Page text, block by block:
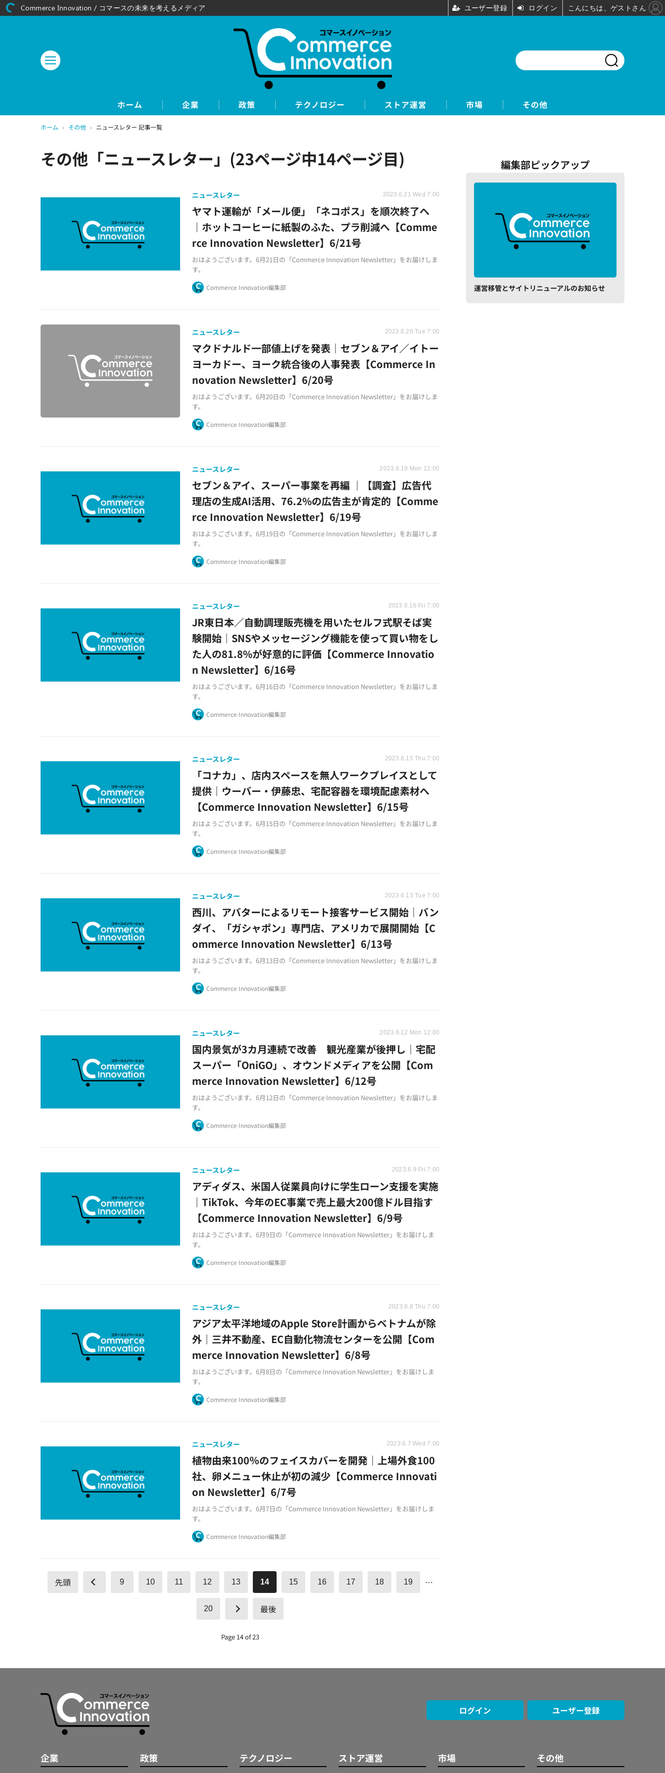
ホーム 企業 政策 テクノロジー ストア運営 市場 その他
ホーム › その他 › ニュースレター 記事一覧
その他「ニュースレター」(23ページ中14ページ目)
ニュースレター 2023.6.21 Wed 7:00
ヤマト運輸が「メール便」「ネコポス」を順次終了へ
｜ホットコーヒーに紙製のふた、プラ削減へ【Comme
rce Innovation Newsletter】6/21号
おはようございます。6月21日の「Commerce Innovation Newsletter」をお届けしま
す。
Commerce Innovation編集部
ニュースレター 2023.6.20 Tue 7:00
マクドナルド一部値上げを発表｜セブン＆アイ／イトー
ヨーカドー、ヨーク統合後の人事発表【Commerce In
novation Newsletter】6/20号
おはようございます。6月20日の「Commerce Innovation Newsletter」をお届けしま
す。
Commerce Innovation編集部
ニュースレター 2023.6.19 Mon 12:00
セブン＆アイ、スーパー事業を再編 ｜【調査】広告代
理店の生成AI活用、76.2%の広告主が肯定的【Comme
rce Innovation Newsletter】6/19号
おはようございます。6月19日の「Commerce Innovation Newsletter」をお届けしま
す。
Commerce Innovation編集部
ニュースレター 2023.6.16 Fri 7:00
JR東日本／自動調理販売機を用いたセルフ式駅そば実
験開始｜SNSやメッセージング機能を使って買い物をし
た人の81.8%が好意的に評価【Commerce Innovatio
n Newsletter】6/16号
おはようございます。6月16日の「Commerce Innovation Newsletter」をお届けしま
す。
Commerce Innovation編集部
ニュースレター 2023.6.15 Thu 7:00
「コナカ」、店内スペースを無人ワークプレイスとして
提供｜ウーバー・伊藤忠、宅配容器を環境配慮素材へ
【Commerce Innovation Newsletter】6/15号
おはようございます。6月15日の「Commerce Innovation Newsletter」をお届けしま
す。
Commerce Innovation編集部
ニュースレター 2023.6.13 Tue 7:00
西川、アバターによるリモート接客サービス開始｜バン
ダイ、「ガシャポン」専門店、アメリカで展開開始【C
ommerce Innovation Newsletter】6/13号
おはようございます。6月13日の「Commerce Innovation Newsletter」をお届けしま
す。
Commerce Innovation編集部
ニュースレター 2023.6.12 Mon 12:00
国内景気が3カ月連続で改善 観光産業が後押し｜宅配
スーパー「OniGO」、オウンドメディアを公開【Com
merce Innovation Newsletter】6/12号
おはようございます。6月12日の「Commerce Innovation Newsletter」をお届けしま
す。
Commerce Innovation編集部
ニュースレター 2023.6.9 Fri 7:00
アディダス、米国人従業員向けに学生ローン支援を実施
｜TikTok、今年のEC事業で売上最大200億ドル目指す
【Commerce Innovation Newsletter】6/9号
おはようございます。6月9日の「Commerce Innovation Newsletter」をお届けしま
す。
Commerce Innovation編集部
ニュースレター 2023.6.8 Thu 7:00
アジア太平洋地域のApple Store計画からベトナムが除
外｜三井不動産、EC自動化物流センターを公開【Com
merce Innovation Newsletter】6/8号
おはようございます。6月8日の「Commerce Innovation Newsletter」をお届けしま
す。
Commerce Innovation編集部
ニュースレター 2023.6.7 Wed 7:00
植物由来100％のフェイスカバーを開発｜上場外食100
社、卵メニュー休止が初の減少【Commerce Innovati
on Newsletter】6/7号
おはようございます。6月7日の「Commerce Innovation Newsletter」をお届けしま
す。
Commerce Innovation編集部
先頭 9 10 11 12 13 14 15 16 17 18 19 …
20 最後
Page 14 of 23
編集部ピックアップ
運営移管とサイトリニューアルのお知らせ
ログイン ユーザー登録
企業 政策 テクノロジー ストア運営 市場 その他
Commerce Innovation / コマースの未来を考えるメディア ユーザー登録 ログイン こんにちは、ゲストさん